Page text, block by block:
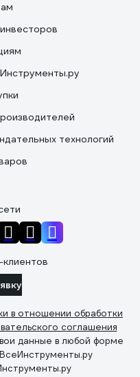
технологий
в отношении обработки
соглашения
данные в любой форме